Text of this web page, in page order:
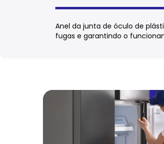
Anel da junta de óculo de
fugas e garantindo o